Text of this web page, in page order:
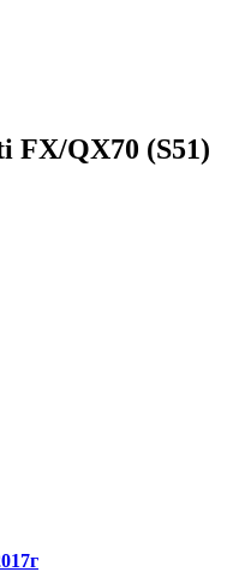
FX/QX70 (S51)